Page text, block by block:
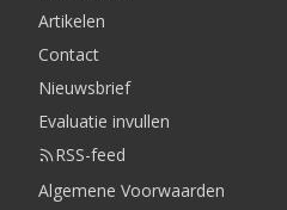
Artikelen
Contact
Nieuwsbrief
Evaluatie invullen
RSS-feed
Algemene Voorwaarden